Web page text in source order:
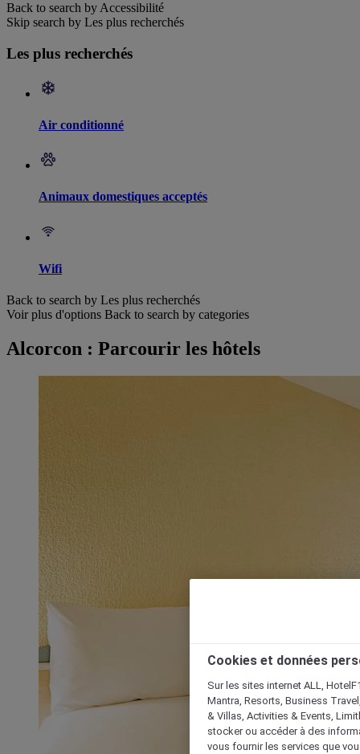
Back to search by Accessibilité
Skip search by Les plus recherchés
Les plus recherchés
Air conditionné
Animaux domestiques acceptés
Wifi
Back to search by Les plus recherchés
Voir plus d'options Back to search by categories
Alcorcon : Parcourir les hôtels
Cookies et données
Sur les sites internet ALL,
Mantra, Resorts, Business
& Villas, Activities & Events,
stocker ou accéder à des
vous fournir les services que